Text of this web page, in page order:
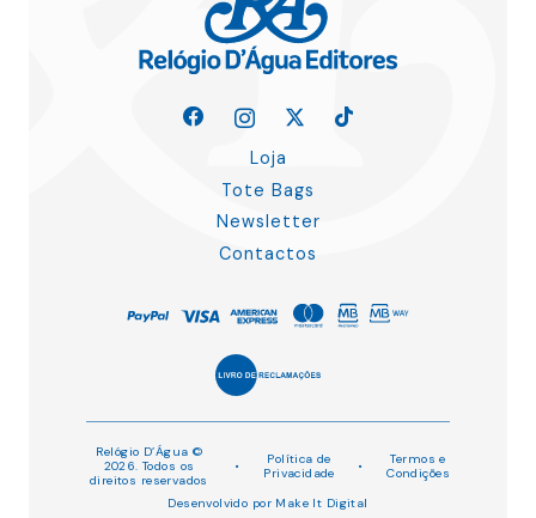
Loja
Tote Bags
Newsletter
Contactos
Relógio D’Água ©
2026. Todos os
direitos reservados
•
Política de
Privacidade
•
Termos e
Condições
Desenvolvido por Make It Digital